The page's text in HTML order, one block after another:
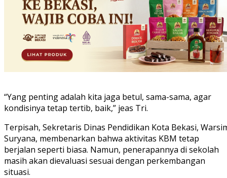
“Yang penting adalah kita jaga betul, sama-sama, agar
kondisinya tetap tertib, baik,” jeas Tri.
Terpisah, Sekretaris Dinas Pendidikan Kota Bekasi,
Suryana, membenarkan bahwa aktivitas KBM tetap
berjalan seperti biasa. Namun, penerapannya di sekolah
masih akan dievaluasi sesuai dengan perkembangan
situasi.